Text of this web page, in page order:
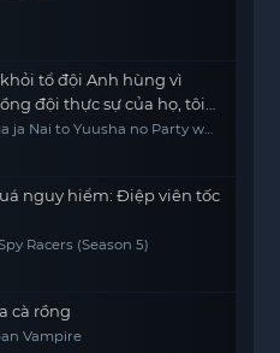
tổ đội Anh hùng vì
đội thực sự của họ, tôi
chậm lại ở nơi biên ải
ja Nai to Yuusha no Party wo
nguy hiểm: Điệp viên tốc
Racers (Season 5)
cà rồng
Vampire